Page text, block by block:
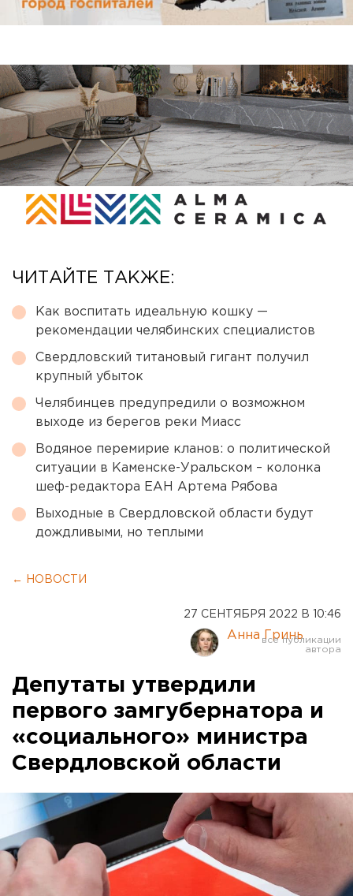
ЧИТАЙТЕ ТАКЖЕ:
Как воспитать идеальную кошку —
рекомендации челябинских специалистов
Свердловский титановый гигант получил
крупный убыток
Челябинцев предупредили о возможном
выходе из берегов реки Миасс
Водяное перемирие кланов: о политической
ситуации в Каменске-Уральском – колонка
шеф-редактора ЕАН Артема Рябова
Выходные в Свердловской области будут
дождливыми, но теплыми
← НОВОСТИ
27 СЕНТЯБРЯ 2022 В 10:46
Анна Гринь
Депутаты утвердили
первого замгубернатора и
«социального» министра
Свердловской области